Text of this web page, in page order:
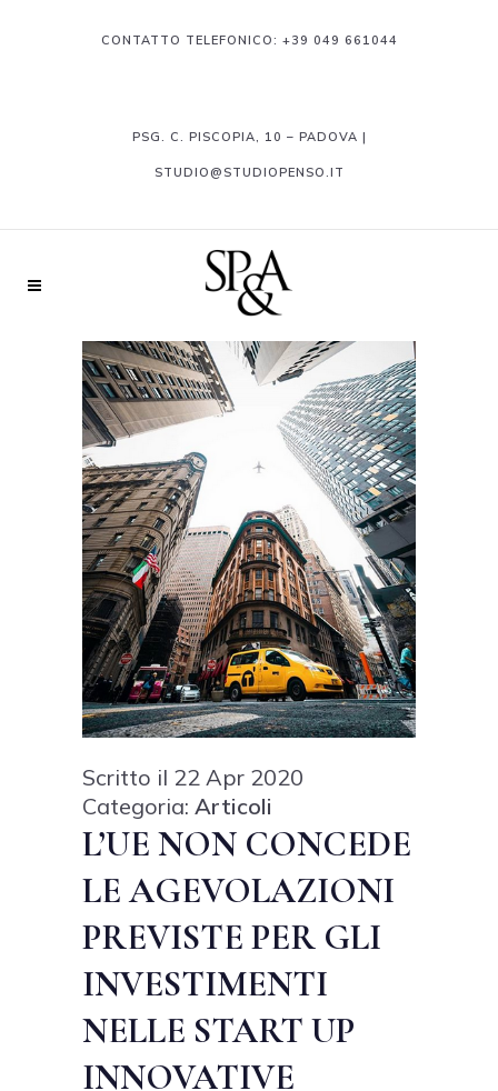
CONTATTO TELEFONICO: +39 049 661044
PSG. C. PISCOPIA, 10 – PADOVA |
STUDIO@STUDIOPENSO.IT
Scritto il 22 Apr 2020
Categoria: Articoli
L’UE NON CONCEDE
LE AGEVOLAZIONI
PREVISTE PER GLI
INVESTIMENTI
NELLE START UP
INNOVATIVE